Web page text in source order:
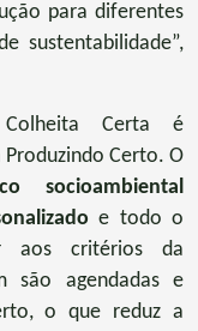
para diferentes
sustentabilidade”,
Certa é
Certo. O
socioambiental
e todo o
aos critérios da
são agendadas e
o que reduz a